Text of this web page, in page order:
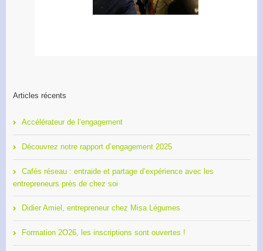
Articles récents
Accélérateur de l’engagement
Découvrez notre rapport d’engagement 2025
Cafés réseau : entraide et partage d’expérience avec les
entrepreneurs près de chez soi
Didier Amiel, entrepreneur chez Misa Légumes
Formation 2O26, les inscriptions sont ouvertes !